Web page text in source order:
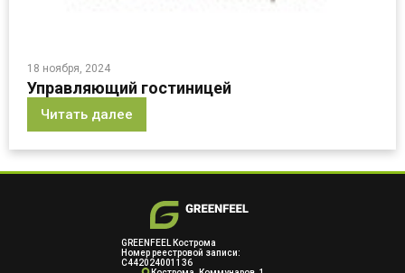
18 ноября, 2024
Управляющий гостиницей
Читать далее
GREENFEEL Кострома
Номер реестровой записи:
С442024001136